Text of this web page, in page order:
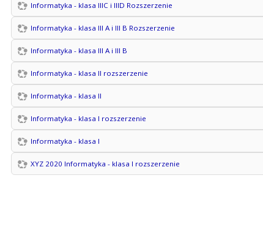
Informatyka - klasa IIIC i IIID Rozszerzenie
Informatyka - klasa III A i III B Rozszerzenie
Informatyka - klasa III A i III B
Informatyka - klasa II rozszerzenie
Informatyka - klasa II
Informatyka - klasa I rozszerzenie
Informatyka - klasa I
XYZ 2020 Informatyka - klasa I rozszerzenie